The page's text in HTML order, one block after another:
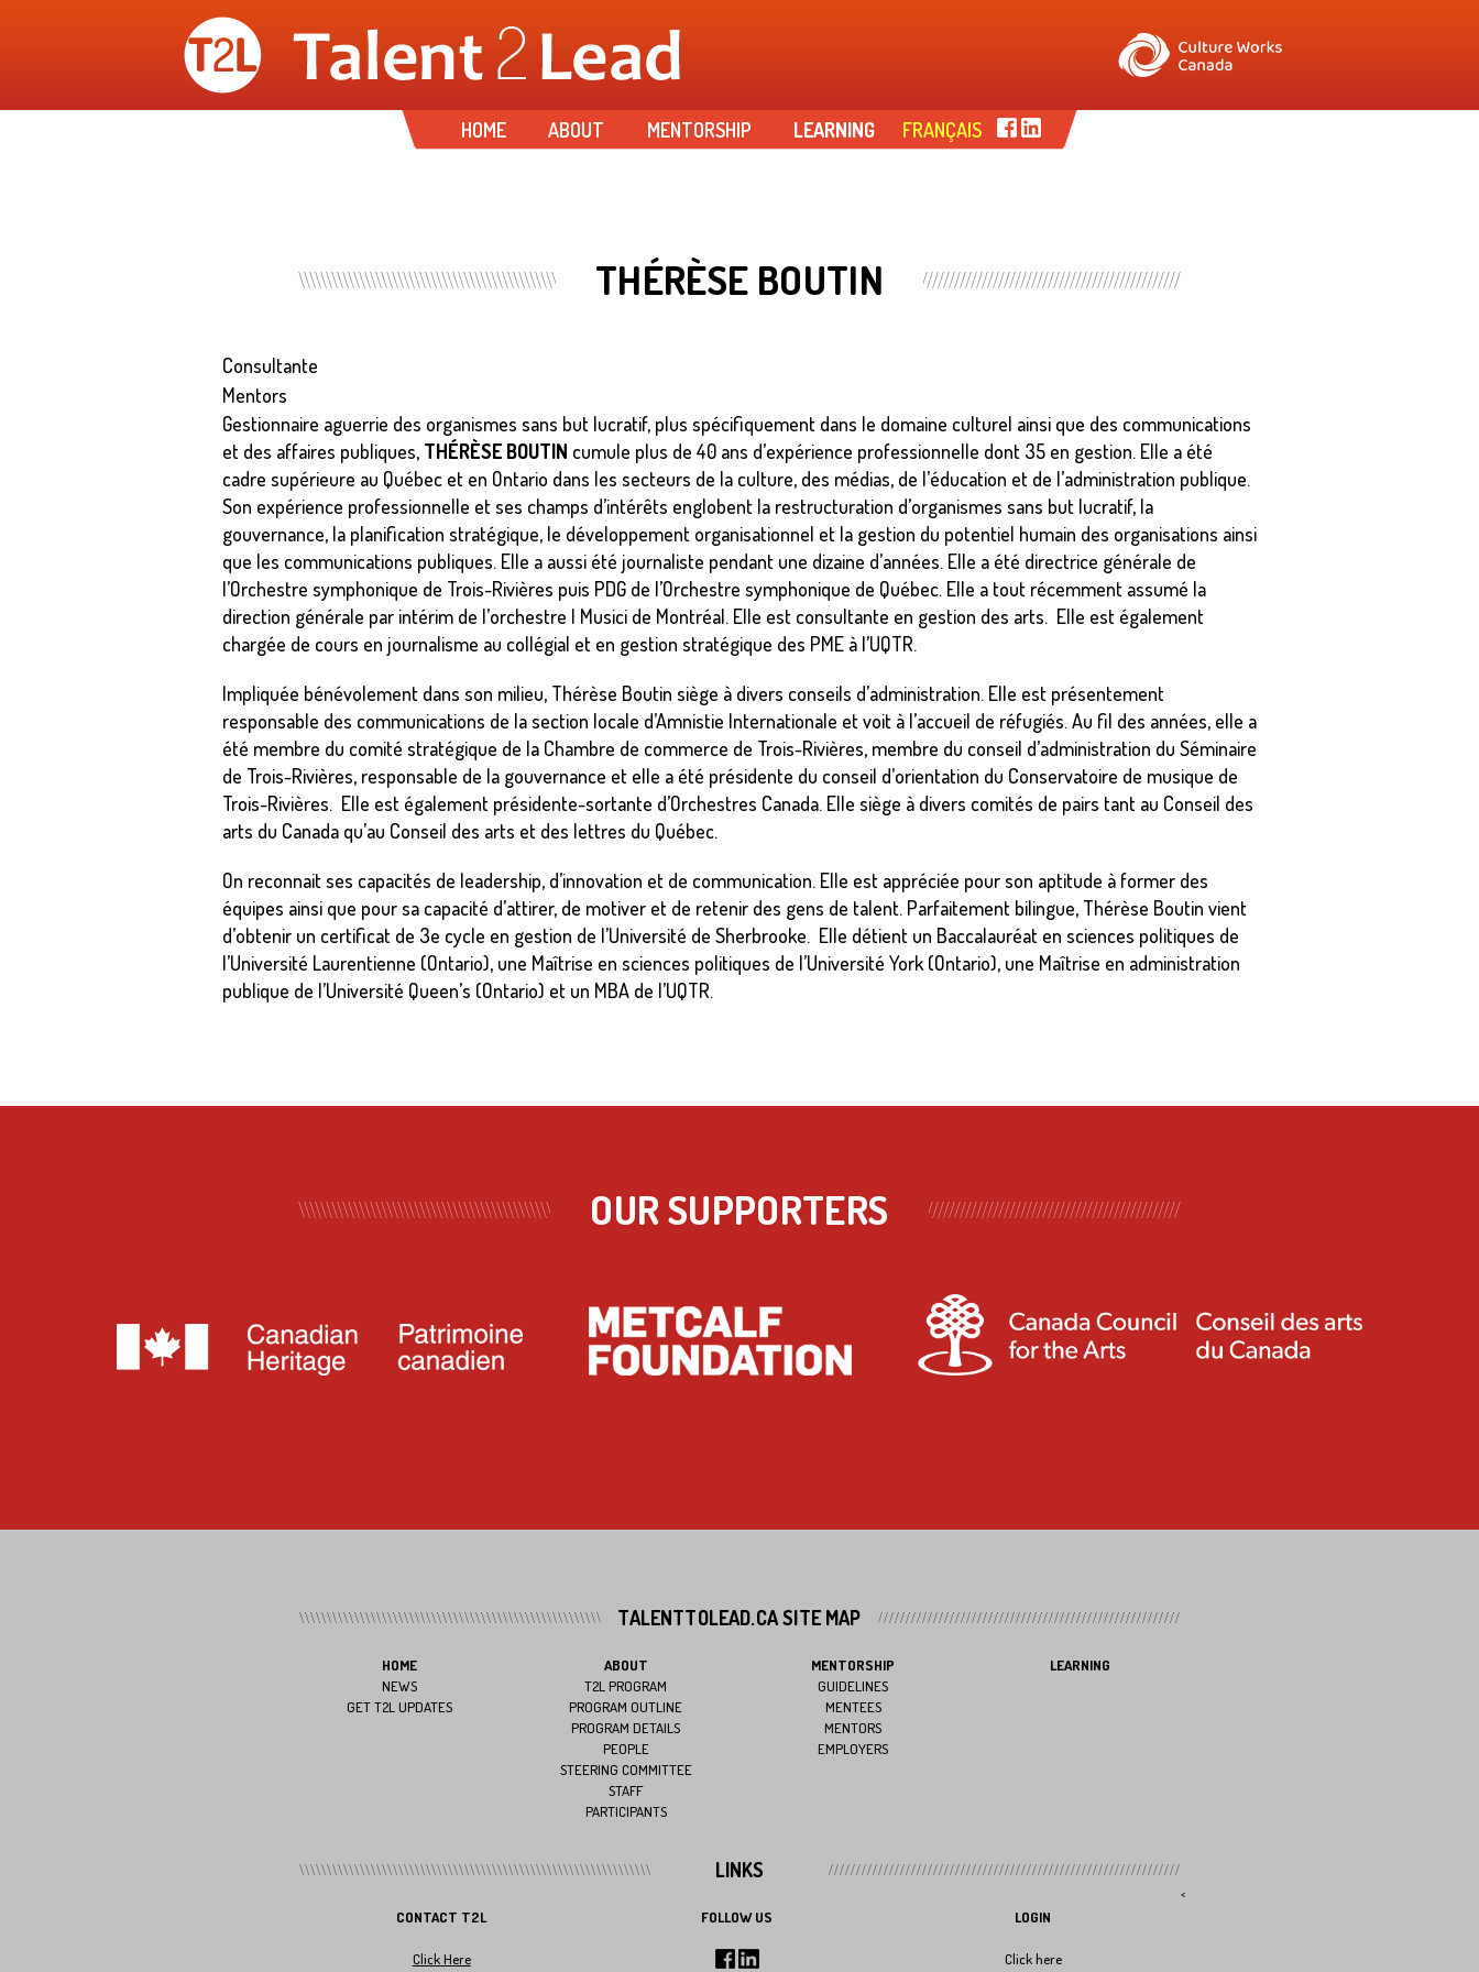
main
content
HOME ABOUT MENTORSHIP LEARNING FRANÇAIS
THÉRÈSE BOUTIN
Consultante
Mentors
Gestionnaire aguerrie des organismes sans but lucratif, plus spécifiquement dans le domaine culturel ainsi que des communications
et des affaires publiques, THÉRÈSE BOUTIN cumule plus de 40 ans d’expérience professionnelle dont 35 en gestion. Elle a été
cadre supérieure au Québec et en Ontario dans les secteurs de la culture, des médias, de l’éducation et de l’administration publique.
Son expérience professionnelle et ses champs d’intérêts englobent la restructuration d’organismes sans but lucratif, la
gouvernance, la planification stratégique, le développement organisationnel et la gestion du potentiel humain des organisations ainsi
que les communications publiques. Elle a aussi été journaliste pendant une dizaine d’années. Elle a été directrice générale de
l’Orchestre symphonique de Trois-Rivières puis PDG de l’Orchestre symphonique de Québec. Elle a tout récemment assumé la
direction générale par intérim de l’orchestre I Musici de Montréal. Elle est consultante en gestion des arts. Elle est également
chargée de cours en journalisme au collégial et en gestion stratégique des PME à l’UQTR.
Impliquée bénévolement dans son milieu, Thérèse Boutin siège à divers conseils d’administration. Elle est présentement
responsable des communications de la section locale d’Amnistie Internationale et voit à l’accueil de réfugiés. Au fil des années, elle a
été membre du comité stratégique de la Chambre de commerce de Trois-Rivières, membre du conseil d’administration du Séminaire
de Trois-Rivières, responsable de la gouvernance et elle a été présidente du conseil d’orientation du Conservatoire de musique de
Trois-Rivières. Elle est également présidente-sortante d’Orchestres Canada. Elle siège à divers comités de pairs tant au Conseil des
arts du Canada qu’au Conseil des arts et des lettres du Québec.
On reconnait ses capacités de leadership, d’innovation et de communication. Elle est appréciée pour son aptitude à former des
équipes ainsi que pour sa capacité d’attirer, de motiver et de retenir des gens de talent. Parfaitement bilingue, Thérèse Boutin vient
d’obtenir un certificat de 3e cycle en gestion de l’Université de Sherbrooke. Elle détient un Baccalauréat en sciences politiques de
l’Université Laurentienne (Ontario), une Maîtrise en sciences politiques de l’Université York (Ontario), une Maîtrise en administration
publique de l’Université Queen’s (Ontario) et un MBA de l’UQTR.
OUR SUPPORTERS
TALENTTOLEAD.CA SITE MAP
HOME
NEWS
GET T2L UPDATES
ABOUT
T2L PROGRAM
PROGRAM OUTLINE
PROGRAM DETAILS
PEOPLE
STEERING COMMITTEE
STAFF
PARTICIPANTS
MENTORSHIP
GUIDELINES
MENTEES
MENTORS
EMPLOYERS
LEARNING
LINKS
CONTACT T2L
Click Here
FOLLOW US LOGIN
Click here
<